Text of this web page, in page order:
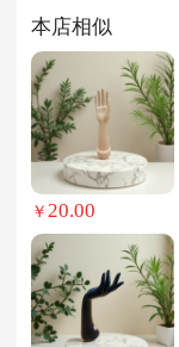
本店相似
￥ 20.00